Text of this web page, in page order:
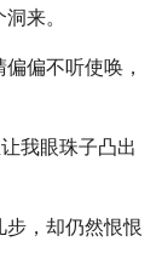
来。
偏不听使唤，
我眼珠子凸出
，却仍然恨恨